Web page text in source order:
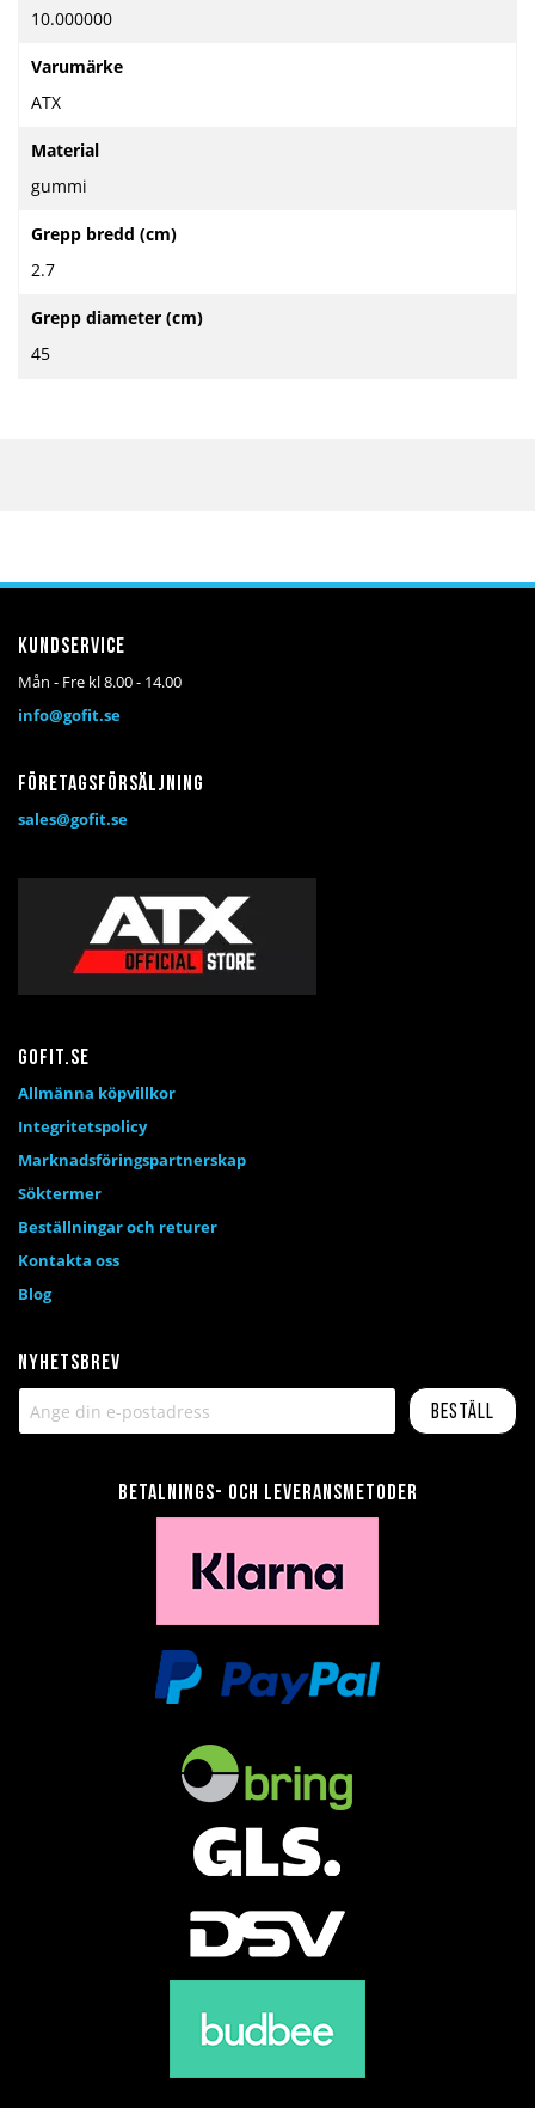
10.000000
Varumärke
ATX
Material
gummi
Grepp bredd (cm)
2.7
Grepp diameter (cm)
45
Nyhetsbrev
Beställ
Kundservice
Mån - Fre kl 8.00 - 14.00
info@gofit.se
Företagsförsäljning
sales@gofit.se
Betalnings- och leveransmetoder
Gofit.se
Allmänna köpvillkor
Integritetspolicy
Marknadsföringspartnerskap
Söktermer
Beställningar och returer
Kontakta oss
Blog